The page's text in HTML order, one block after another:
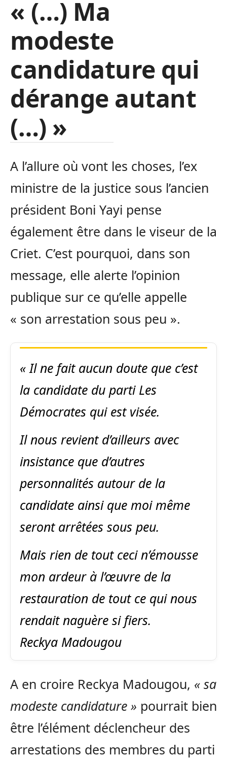
« (…) Ma
modeste
candidature qui
dérange autant
(…) »
A l’allure où vont les choses, l’ex
ministre de la justice sous l’ancien
président Boni Yayi pense
également être dans le viseur de la
Criet. C’est pourquoi, dans son
message, elle alerte l’opinion
publique sur ce qu’elle appelle
« son arrestation sous peu ».
« Il ne fait aucun doute que c’est
la candidate du parti Les
Démocrates qui est visée.
Il nous revient d’ailleurs avec
insistance que d’autres
personnalités autour de la
candidate ainsi que moi même
seront arrêtées sous peu.
Mais rien de tout ceci n’émousse
mon ardeur à l’œuvre de la
restauration de tout ce qui nous
rendait naguère si fiers.
Reckya Madougou
A en croire Reckya Madougou, « sa
modeste candidature » pourrait bien
être l’élément déclencheur des
arrestations des membres du parti